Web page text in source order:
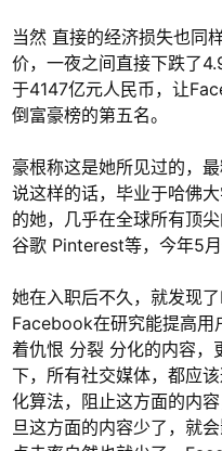
当然 直接的经济损失也同
价，一夜之间直接下跌了
于4147亿元人民币，让
倒富豪榜的第五名。
豪根称这是她所见过的，
说这样的话，毕业于哈佛
的她，几乎在全球所有顶
谷歌 Pinterest等，今年5
她在入职后不久，就发现
Facebook在研究能提高用
着仇恨 分裂 分化的内容，
下，所有社交媒体，都应
化算法，阻止这方面的内
旦这方面的内容少了，就